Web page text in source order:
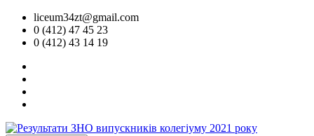
liceum34zt@gmail.com
0 (412) 47 45 23
0 (412) 43 14 19